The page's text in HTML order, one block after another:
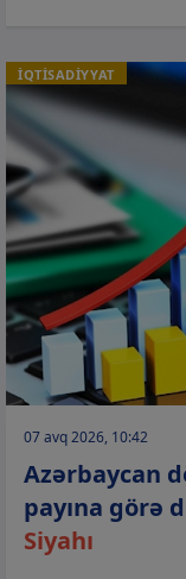
İQTİSADİYYAT
07 avq 2026, 10:42
Azərbaycan
payına görə
Siyahı